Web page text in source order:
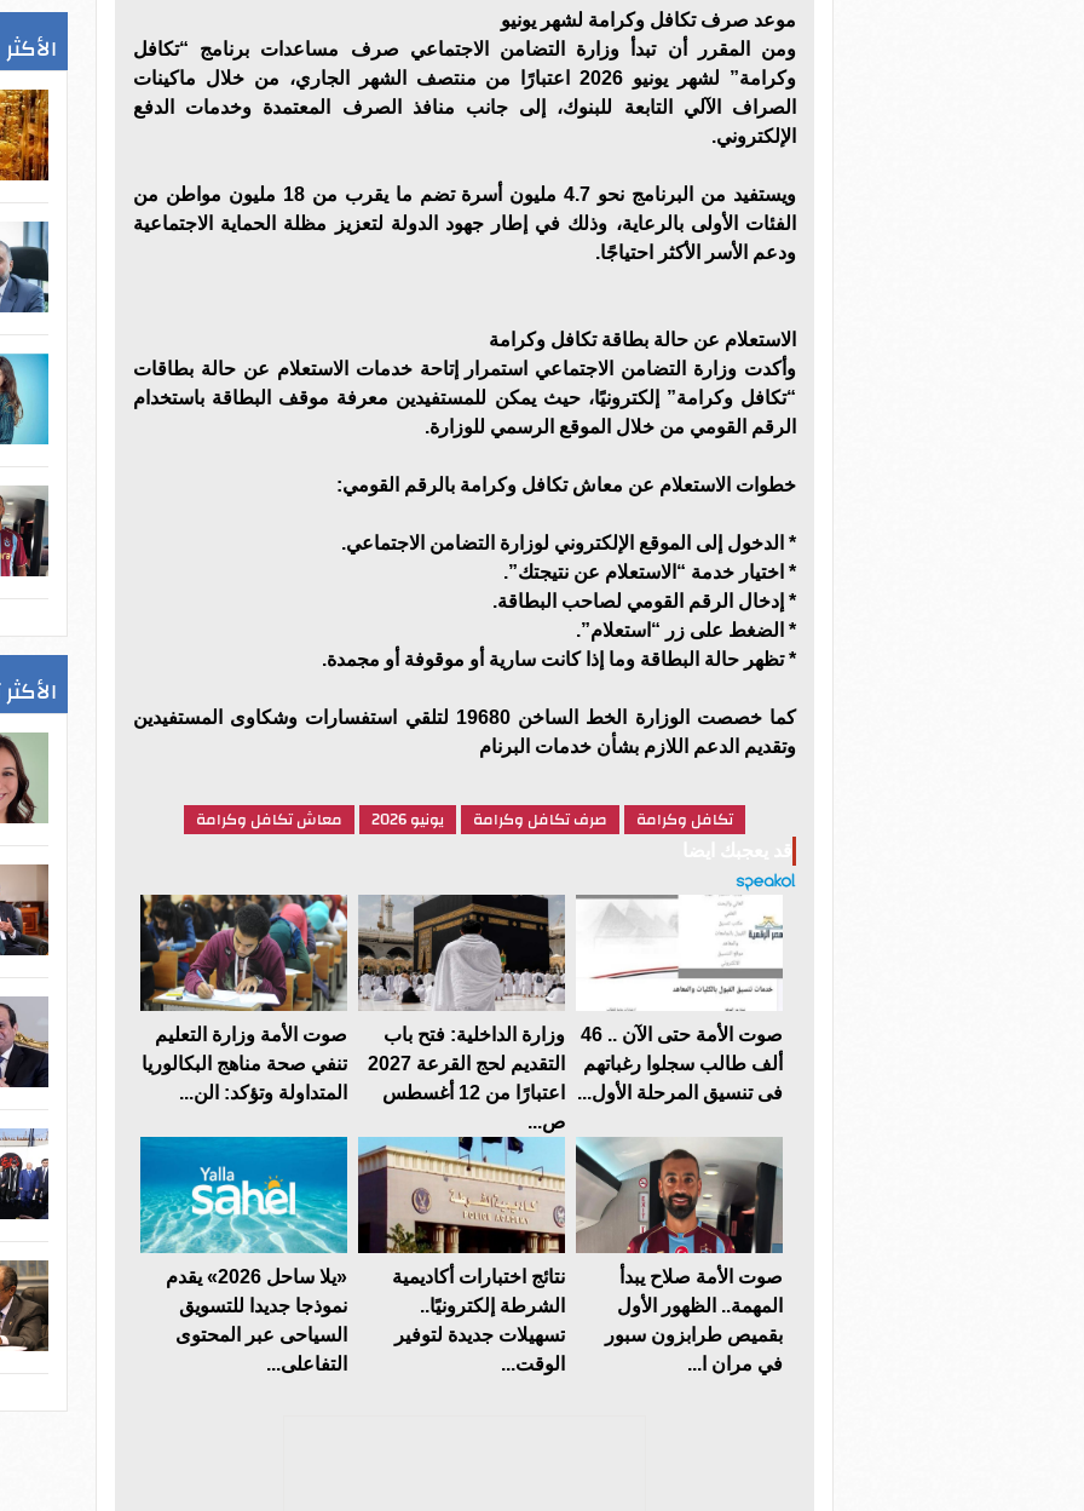
موعد صرف تكافل وكرامة لشهر يونيو
ومن المقرر أن تبدأ وزارة التضامن الاجتماعي صرف مساعدات برنامج “تكافل
وكرامة” لشهر يونيو 2026 اعتبارًا من منتصف الشهر الجاري، من خلال ماكينات
الصراف الآلي التابعة للبنوك، إلى جانب منافذ الصرف المعتمدة وخدمات الدفع
الإلكتروني.
ويستفيد من البرنامج نحو 4.7 مليون أسرة تضم ما يقرب من 18 مليون مواطن من
الفئات الأولى بالرعاية، وذلك في إطار جهود الدولة لتعزيز مظلة الحماية الاجتماعية
ودعم الأسر الأكثر احتياجًا.
الاستعلام عن حالة بطاقة تكافل وكرامة
وأكدت وزارة التضامن الاجتماعي استمرار إتاحة خدمات الاستعلام عن حالة بطاقات
“تكافل وكرامة” إلكترونيًا، حيث يمكن للمستفيدين معرفة موقف البطاقة باستخدام
الرقم القومي من خلال الموقع الرسمي للوزارة.
خطوات الاستعلام عن معاش تكافل وكرامة بالرقم القومي:
* الدخول إلى الموقع الإلكتروني لوزارة التضامن الاجتماعي.
* اختيار خدمة “الاستعلام عن نتيجتك”.
* إدخال الرقم القومي لصاحب البطاقة.
* الضغط على زر “استعلام”.
* تظهر حالة البطاقة وما إذا كانت سارية أو موقوفة أو مجمدة.
كما خصصت الوزارة الخط الساخن 19680 لتلقي استفسارات وشكاوى المستفيدين
وتقديم الدعم اللازم بشأن خدمات البرنام
تكافل وكرامة صرف تكافل وكرامة يونيو 2026 معاش تكافل وكرامة
صوت الأمة حتى الآن .. 46
ألف طالب سجلوا رغباتهم
فى تنسيق المرحلة الأول...
وزارة الداخلية: فتح باب
التقديم لحج القرعة 2027
اعتبارًا من 12 أغسطس
ص...
صوت الأمة وزارة التعليم
تنفي صحة مناهج البكالوريا
المتداولة وتؤكد: الن...
صوت الأمة صلاح يبدأ
المهمة.. الظهور الأول
بقميص طرابزون سبور
في مران ا...
نتائج اختبارات أكاديمية
الشرطة إلكترونيًا..
تسهيلات جديدة لتوفير
الوقت...
«يلا ساحل 2026» يقدم
نموذجا جديدا للتسويق
السياحى عبر المحتوى
التفاعلى...